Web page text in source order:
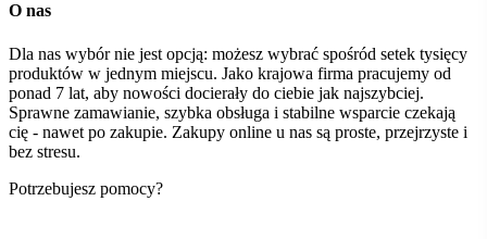
O nas
Dla nas wybór nie jest opcją: możesz wybrać spośród setek tysięcy
produktów w jednym miejscu. Jako krajowa firma pracujemy od
ponad 7 lat, aby nowości docierały do ciebie jak najszybciej.
Sprawne zamawianie, szybka obsługa i stabilne wsparcie czekają
cię - nawet po zakupie. Zakupy online u nas są proste, przejrzyste i
bez stresu.
Potrzebujesz pomocy?